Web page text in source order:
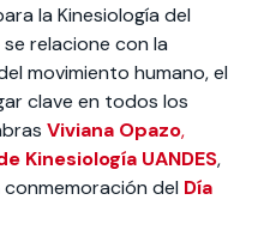
la Kinesiología del
relacione con la
movimiento humano, el
clave en todos los
Viviana Opazo,
Kinesiología UANDES,
del Día